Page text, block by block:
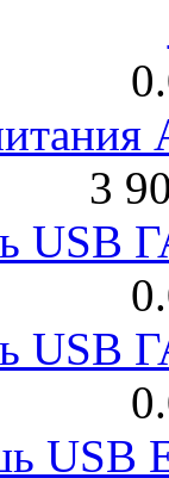
3
USB
USB
USB